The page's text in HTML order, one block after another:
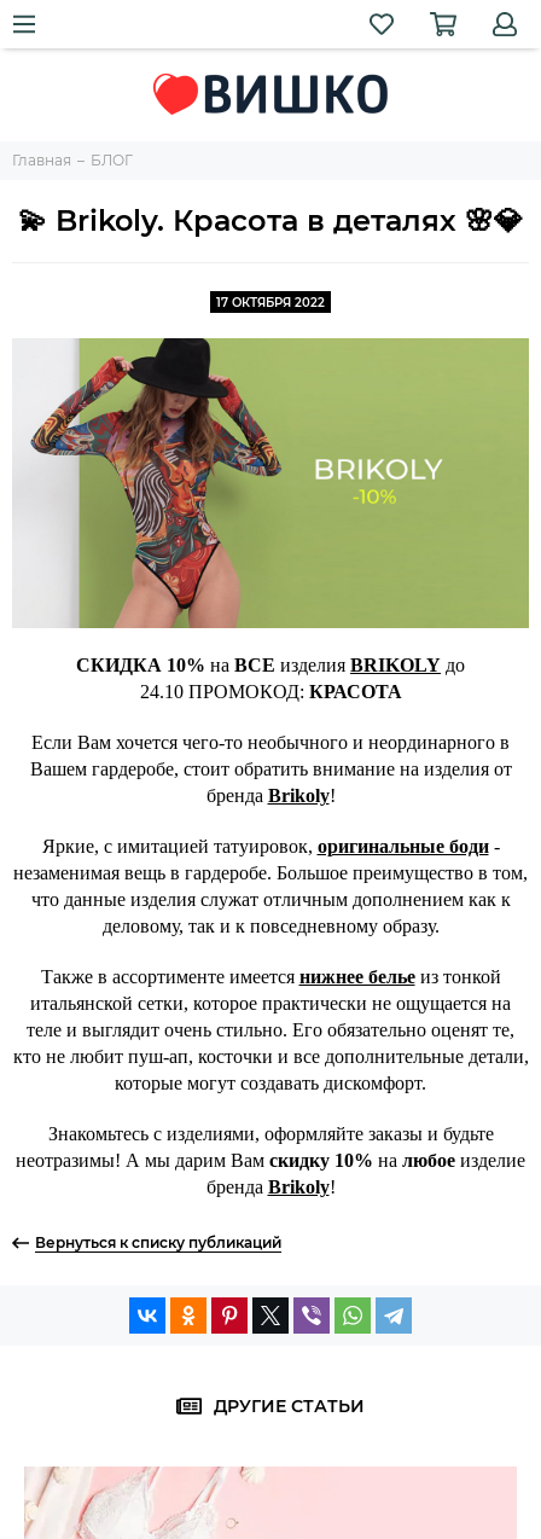
Главная БЛОГ
💫 Brikoly. Красота в деталях 🌸💎
17 ОКТЯБРЯ 2022
СКИДКА 10% на ВСЕ изделия BRIKOLY до
24.10 ПРОМОКОД: КРАСОТА
Если Вам хочется чего-то необычного и неординарного в
Вашем гардеробе, стоит обратить внимание на изделия от
бренда Brikoly!
Яркие, с имитацией татуировок, оригинальные боди-
незаменимая вещь в гардеробе. Большое преимущество в том,
что данные изделия служат отличным дополнением как к
деловому, так и к повседневному образу.
Также в ассортименте имеется нижнее бельеиз тонкой
итальянской сетки, которое практически не ощущается на
теле и выглядит очень стильно. Его обязательно оценят те,
кто не любит пуш-ап, косточки и все дополнительные детали,
которые могут создавать дискомфорт.
Знакомьтесь с изделиями, оформляйте заказы и будьте
неотразимы! А мы дарим Вам скидку 10% на любое изделие
бренда Brikoly!
Вернуться к списку публикаций
ДРУГИЕ СТАТЬИ